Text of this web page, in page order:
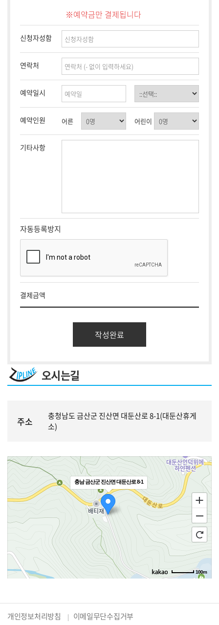
※예약금만 결제됩니다
신청자성함
연락처
예약일시
예약인원 어른 어린이
기타사항
자동등록방지
결제금액
오시는길
주소
충청남도 금산군 진산면 대둔산로 8-1(대둔산휴게
소)
충남 금산군 진산면 대둔산로 8-1
100m
개인정보처리방침 이메일무단수집거부